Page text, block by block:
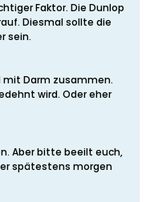
Faktor. Die Dunlop
Diesmal sollte die
sein.
mit Darm zusammen.
wird. Oder eher
Aber bitte beeilt euch,
spätestens morgen